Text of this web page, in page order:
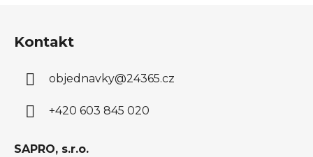
Kontakt
objednavky@24365.cz
+420 603 845 020
SAPRO, s.r.o.